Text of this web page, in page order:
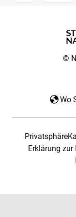
©
Wo
Privatsphäre
Erklärung zur